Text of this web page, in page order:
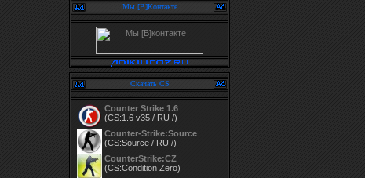
Мы [В]Контакте
Скачать CS
Counter Strike 1.6
(CS:1.6 v35 / RU /)
Counter-Strike:Source
(CS:Source / RU /)
CounterStrike:CZ
(CS:Condition Zero)